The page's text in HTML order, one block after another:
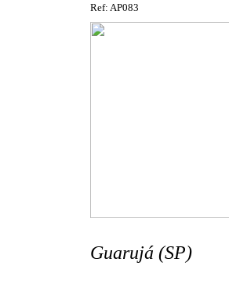
Ref: AP083
Guarujá (SP)